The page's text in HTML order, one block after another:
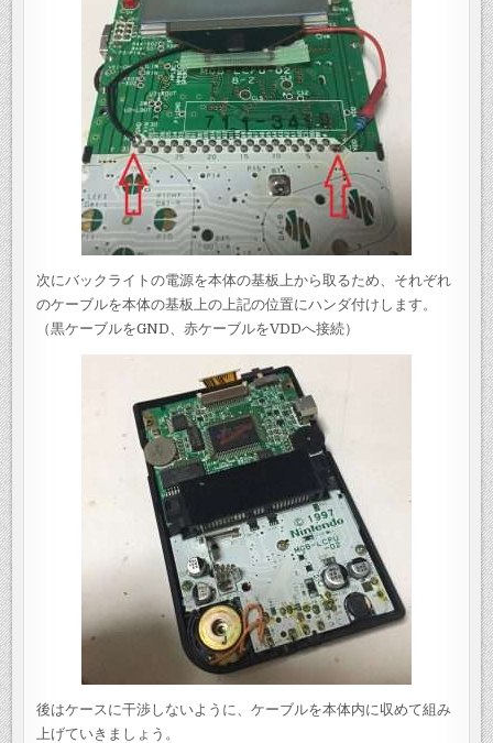
次にバックライトの電源を本体の基板上から取るため、それぞれ
のケーブルを本体の基板上の上記の位置にハンダ付けします。
（黒ケーブルをGND、赤ケーブルをVDDへ接続）
後はケースに干渉しないように、ケーブルを本体内に収めて組み
上げていきましょう。